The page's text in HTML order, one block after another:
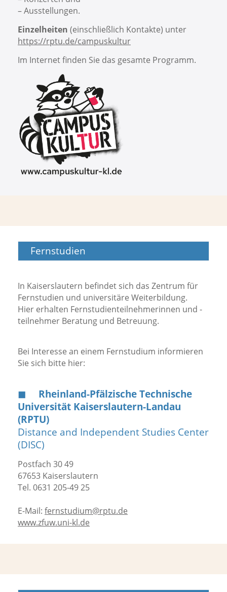
– Ausstellungen.
Einzelheiten (einschließlich Kontakte) unter
https://rptu.de/campuskultur
Im Internet finden Sie das gesamte Programm.
Fernstudien
In Kaiserslautern befindet sich das Zentrum für
Fernstudien und universitäre Weiterbildung.
Hier erhalten Fernstudienteilnehmerinnen und -
teilnehmer Beratung und Betreuung.
Bei Interesse an einem Fernstudium informieren
Sie sich bitte hier:
◼︎
Rheinland-Pfälzische Technische
Universität Kaiserslautern-Landau
(RPTU)
Distance and Independent Studies Center
(DISC)
Postfach 30 49
67653 Kaiserslautern
Tel. 0631 205-49 25
E-Mail: fernstudium@rptu.de
www.zfuw.uni-kl.de